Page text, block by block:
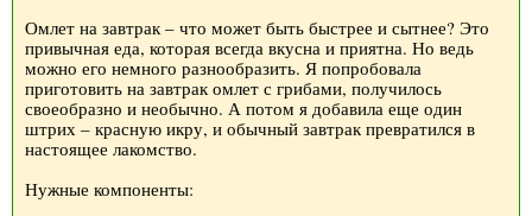
Омлет на завтрак – что может быть быстрее и сытнее? Это
привычная еда, которая всегда вкусна и приятна. Но ведь
можно его немного разнообразить. Я попробовала
приготовить на завтрак омлет с грибами, получилось
своеобразно и необычно. А потом я добавила еще один
штрих – красную икру, и обычный завтрак превратился в
настоящее лакомство.
Нужные компоненты: